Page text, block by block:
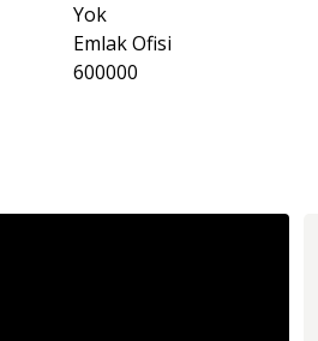
Yok
Emlak Ofisi
600000